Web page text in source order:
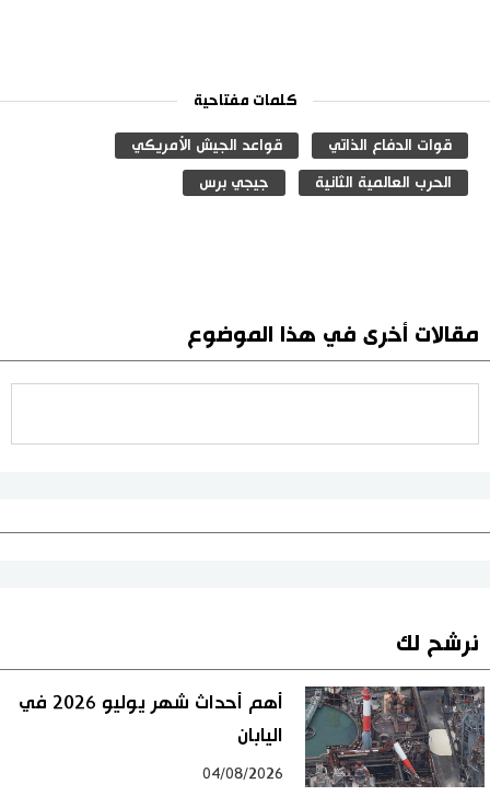
كلمات مفتاحية
قوات الدفاع الذاتي قواعد الجيش الأمريكي
الحرب العالمية الثانية جيجي برس
مقالات أخرى في هذا الموضوع
نرشح لك
أهم أحداث شهر يوليو 2026 في
اليابان
04/08/2026